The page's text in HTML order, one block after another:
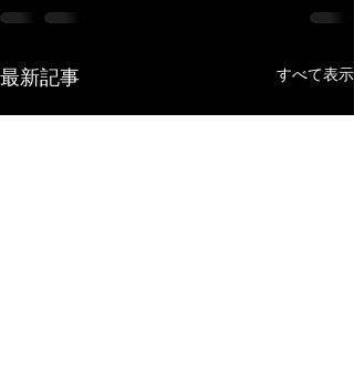
最新記事 すべて表示